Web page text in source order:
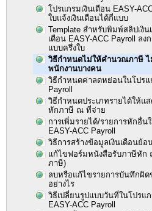
โปรแกรมเงินเดือน EASY-
ใบแจ้งเงินเดือนได้กี่แบบ
Template สำหรับพิมพ์สลิปเงิน
เดือน EASY-ACC Payroll ลง
แบบครึ่งใบ
วิธีกำหนดไม่ให้คำนวณภาษี ไ
พนักงานบางคน
วิธีกำหนดค่าลดหย่อนในโปรแ
Payroll
วิธีกำหนดประเภทรายได้ให้แ
หักภาษี ณ ที่จ่าย
การเพิ่มรายได้/รายการหักอื่น
EASY-ACC Payroll
วิธีการสร้างข้อมูลเงินเดือนย้อ
แก้ไขฟอร์มหนังสือรับภาษีหัก
ภาษี)
ลบหรือแก้ไขรายการบันทึกผิด
อย่างไร
วิธีเปลี่ยนรูปแบบวันที่ในโปรแ
EASY-ACC Payroll